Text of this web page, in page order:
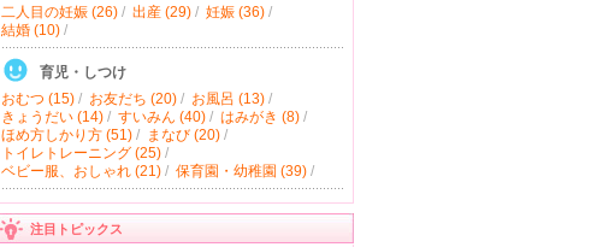
二人目の妊娠 (26)/ 出産 (29)/ 妊娠 (36)/
結婚 (10)/
育児・しつけ
おむつ (15)/ お友だち (20)/ お風呂 (13)/
きょうだい (14)/ すいみん (40)/ はみがき (8)/
ほめ方しかり方 (51)/ まなび (20)/
トイレトレーニング (25)/
ベビー服、おしゃれ (21)/ 保育園・幼稚園 (39)/
注目トピックス